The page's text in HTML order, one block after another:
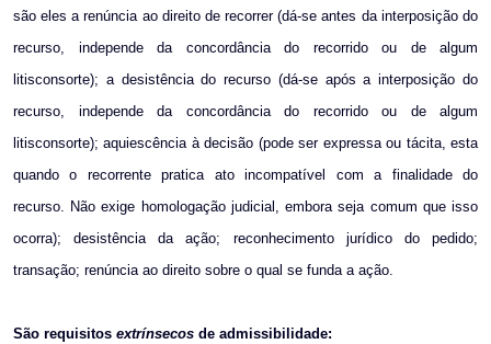
são eles a renúncia ao direito de recorrer (dá-se antes da interposição do
recurso, independe da concordância do recorrido ou de algum
litisconsorte); a desistência do recurso (dá-se após a interposição do
recurso, independe da concordância do recorrido ou de algum
litisconsorte); aquiescência à decisão (pode ser expressa ou tácita, esta
quando o recorrente pratica ato incompatível com a finalidade do
recurso. Não exige homologação judicial, embora seja comum que isso
ocorra); desistência da ação; reconhecimento jurídico do pedido;
transação; renúncia ao direito sobre o qual se funda a ação.
São requisitos extrínsecos de admissibilidade: